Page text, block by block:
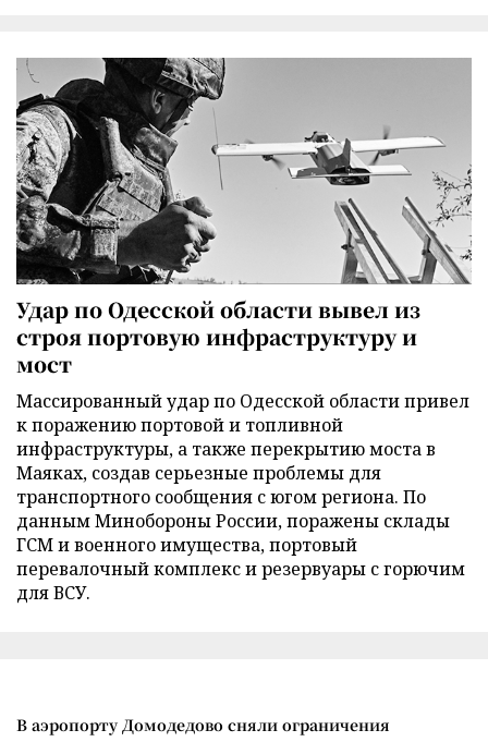
Удар по Одесской области вывел из
строя портовую инфраструктуру и
мост
Массированный удар по Одесской области привел
к поражению портовой и топливной
инфраструктуры, а также перекрытию моста в
Маяках, создав серьезные проблемы для
транспортного сообщения с югом региона. По
данным Минобороны России, поражены склады
ГСМ и военного имущества, портовый
перевалочный комплекс и резервуары с горючим
для ВСУ.
В аэропорту Домодедово сняли ограничения